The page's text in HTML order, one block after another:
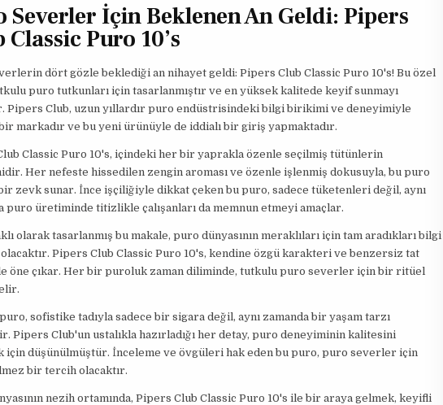
Severler İçin Beklenen An Geldi: Pipers
Classic Puro 10’s
dört gözle beklediği an nihayet geldi: Pipers Club Classic Puro 10's! Bu özel
puro tutkunları için tasarlanmıştır ve en yüksek kalitede keyif sunmayı
Pipers Club, uzun yıllardır puro endüstrisindeki bilgi birikimi ve deneyimiyle
markadır ve bu yeni ürünüyle de iddialı bir giriş yapmaktadır.
Classic Puro 10's, içindeki her bir yaprakla özenle seçilmiş tütünlerin
Her nefeste hissedilen zengin aroması ve özenle işlenmiş dokusuyla, bu puro
zevk sunar. İnce işçiliğiyle dikkat çeken bu puro, sadece tüketenleri değil, aynı
puro üretiminde titizlikle çalışanları da memnun etmeyi amaçlar.
olarak tasarlanmış bu makale, puro dünyasının meraklıları için tam aradıkları bilgi
olacaktır. Pipers Club Classic Puro 10's, kendine özgü karakteri ve benzersiz tat
öne çıkar. Her bir puroluk zaman diliminde, tutkulu puro severler için bir ritüel
sofistike tadıyla sadece bir sigara değil, aynı zamanda bir yaşam tarzı
Pipers Club'un ustalıkla hazırladığı her detay, puro deneyiminin kalitesini
için düşünülmüştür. İnceleme ve övgüleri hak eden bu puro, puro severler için
bir tercih olacaktır.
nezih ortamında, Pipers Club Classic Puro 10's ile bir araya gelmek, keyifli